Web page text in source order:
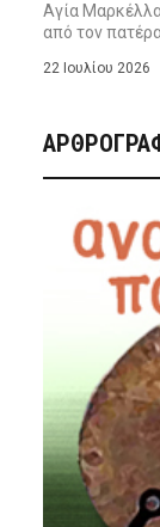
Αγία
από τον
22 Ιουλίου 2026